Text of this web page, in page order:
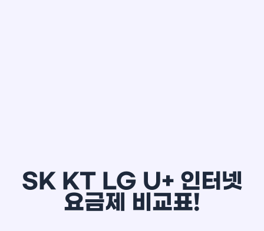
SK KT LG U+ 인터넷
요금제 비교표!